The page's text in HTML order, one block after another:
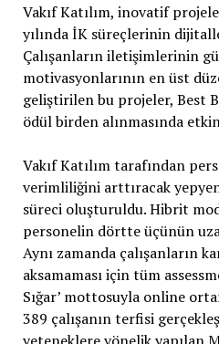
Vakıf Katılım, inovatif
yılında İK süreçlerinin
Çalışanların iletişimlerinin
motivasyonlarının en üst
geliştirilen bu projeler, Best
ödül birden alınmasında
Vakıf Katılım tarafından
verimliliğini arttıracak
süreci oluşturuldu. Hibrit
personelin dörtte üçünün
Aynı zamanda çalışanların
aksamaması için tüm
Sığar’ mottosuyla online
389 çalışanın terfisi